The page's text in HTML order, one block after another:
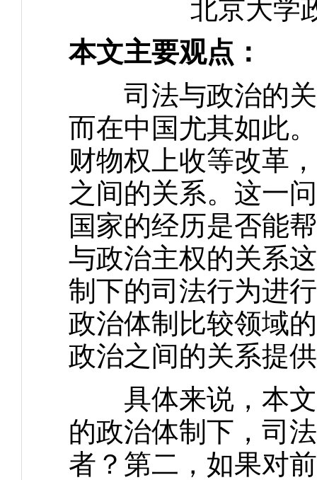
北京大学
本文主要观点：
司法与政治的关
而在中国尤其如此
财物权上收等改革
之间的关系。这一
国家的经历是否能
与政治主权的关系
制下的司法行为进
政治体制比较领域
政治之间的关系提
具体来说，本文
的政治体制下，司
者？第二，如果对